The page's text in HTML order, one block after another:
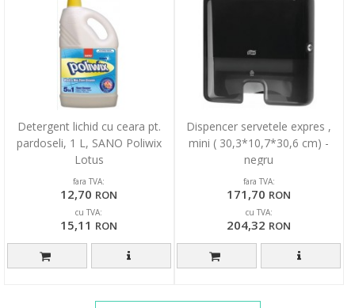
Detergent lichid cu ceara pt.
pardoseli, 1 L, SANO Poliwix
Lotus
fara TVA:
12,70 RON
cu TVA:
15,11 RON
Dispencer servetele expres ,
mini ( 30,3*10,7*30,6 cm) -
negru
fara TVA:
171,70 RON
cu TVA:
204,32 RON